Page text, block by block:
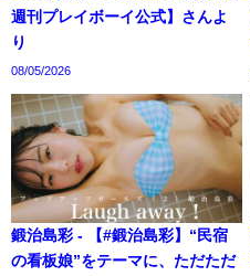
週刊プレイボーイ公式】さんよ
り
08/05/2026
鍛治島彩 - 【#鍛治島彩】“民宿
の看板娘”をテーマに、ただただ